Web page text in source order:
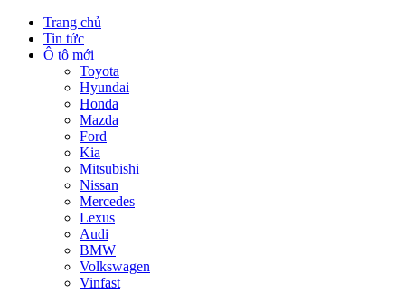
Trang chủ
Tin tức
Ô tô mới
Toyota
Hyundai
Honda
Mazda
Ford
Kia
Mitsubishi
Nissan
Mercedes
Lexus
Audi
BMW
Volkswagen
Vinfast